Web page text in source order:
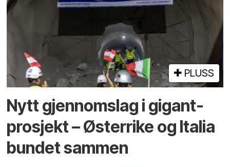
PLUSS
Nytt gjennomslag i gigant­
prosjekt – Østerrike og Italia
bundet sammen